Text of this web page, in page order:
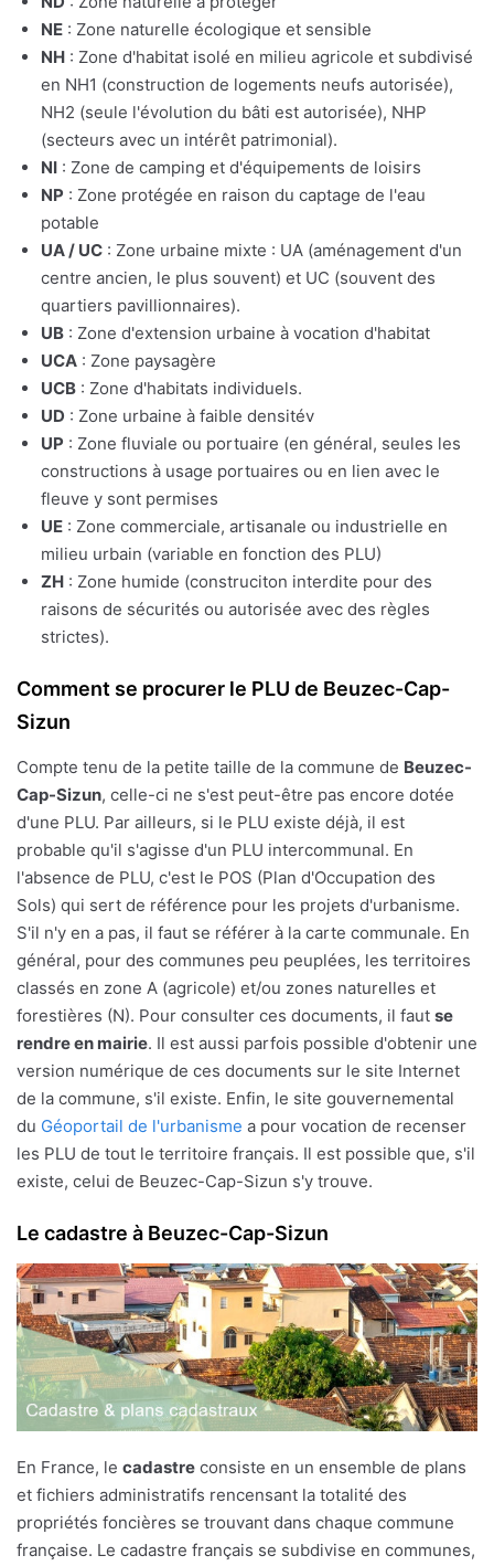
NE : Zone naturelle écologique et sensible
NH : Zone d'habitat isolé en milieu agricole et subdivisé
en NH1 (construction de logements neufs autorisée),
NH2 (seule l'évolution du bâti est autorisée), NHP
(secteurs avec un intérêt patrimonial).
NI : Zone de camping et d'équipements de loisirs
NP : Zone protégée en raison du captage de l'eau
potable
UA / UC : Zone urbaine mixte : UA (aménagement d'un
centre ancien, le plus souvent) et UC (souvent des
quartiers pavillionnaires).
UB : Zone d'extension urbaine à vocation d'habitat
UCA : Zone paysagère
UCB : Zone d'habitats individuels.
UD : Zone urbaine à faible densitév
UP : Zone fluviale ou portuaire (en général, seules les
constructions à usage portuaires ou en lien avec le
fleuve y sont permises
UE : Zone commerciale, artisanale ou industrielle en
milieu urbain (variable en fonction des PLU)
ZH : Zone humide (construciton interdite pour des
raisons de sécurités ou autorisée avec des règles
strictes).
Comment se procurer le PLU de Beuzec-Cap-
Sizun
Compte tenu de la petite taille de la commune de Beuzec-
Cap-Sizun, celle-ci ne s'est peut-être pas encore dotée
d'une PLU. Par ailleurs, si le PLU existe déjà, il est
probable qu'il s'agisse d'un PLU intercommunal. En
l'absence de PLU, c'est le POS (Plan d'Occupation des
Sols) qui sert de référence pour les projets d'urbanisme.
S'il n'y en a pas, il faut se référer à la carte communale. En
général, pour des communes peu peuplées, les territoires
classés en zone A (agricole) et/ou zones naturelles et
forestières (N). Pour consulter ces documents, il faut se
rendre en mairie. Il est aussi parfois possible d'obtenir une
version numérique de ces documents sur le site Internet
de la commune, s'il existe. Enfin, le site gouvernemental
du Géoportail de l'urbanisme a pour vocation de recenser
les PLU de tout le territoire français. Il est possible que, s'il
existe, celui de Beuzec-Cap-Sizun s'y trouve.
Le cadastre à Beuzec-Cap-Sizun
En France, le cadastre consiste en un ensemble de plans
et fichiers administratifs rencensant la totalité des
propriétés foncières se trouvant dans chaque commune
française. Le cadastre français se subdivise en communes,